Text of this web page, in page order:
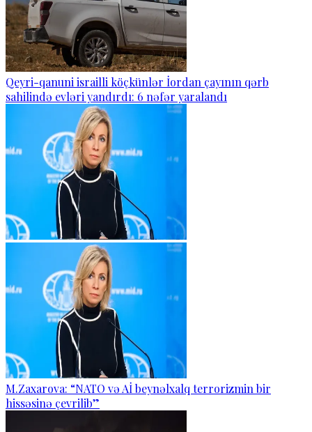
Qeyri-qanuni israilli köçkünlər İordan çayının qərb
sahilində evləri yandırdı: 6 nəfər yaralandı
M.Zaxarova: “NATO və Aİ beynəlxalq terrorizmin bir
hissəsinə çevrilib”